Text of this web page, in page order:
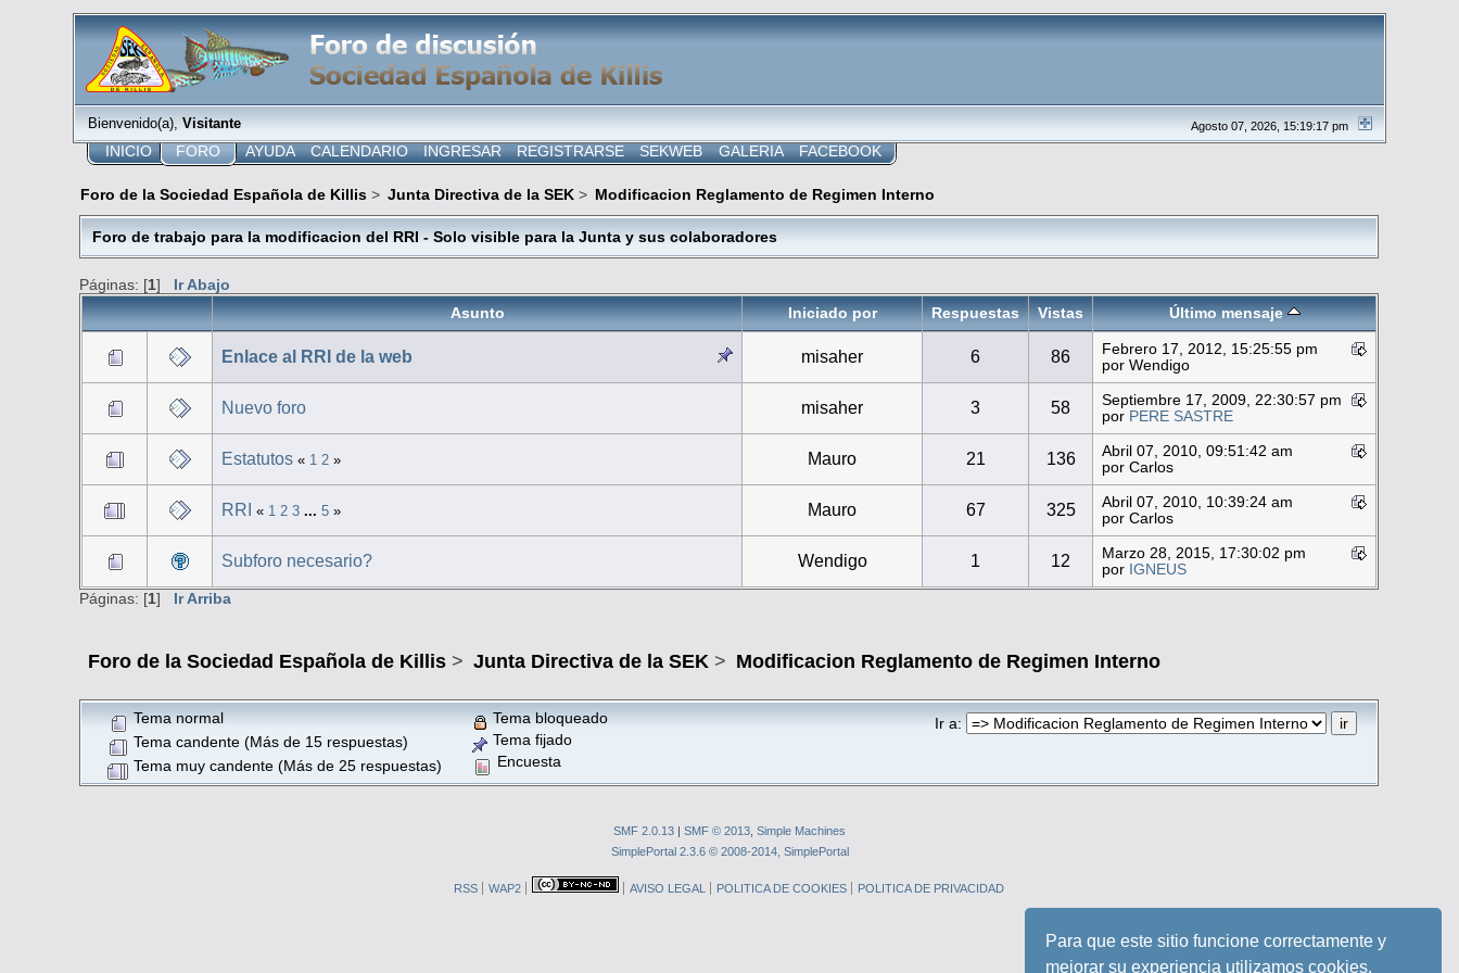
Para que este sitio funcione correctamente y
mejorar su experiencia utilizamos cookies.
Agosto 07, 2026, 15:19:17 pm
Bienvenido(a), Visitante
INICIO FORO AYUDA CALENDARIO INGRESAR REGISTRARSE SEKWEB GALERIA FACEBOOK
Foro de la Sociedad Española de Killis> Junta Directiva de la SEK> Modificacion Reglamento de Regimen Interno
Foro de trabajo para la modificacion del RRI - Solo visible para la Junta y sus colaboradores
Páginas: [1] Ir Abajo
Asunto
Iniciado por Respuestas Vistas Último mensaje
Enlace al RRI de la web misaher 6 86
Febrero 17, 2012, 15:25:55 pm
por Wendigo
Nuevo foro misaher 3 58
Septiembre 17, 2009, 22:30:57 pm
por PERE SASTRE
Estatutos « 1 2 » Mauro 21 136
Abril 07, 2010, 09:51:42 am
por Carlos
RRI « 1 2 3 ...5 » Mauro 67 325
Abril 07, 2010, 10:39:24 am
por Carlos
Subforo necesario? Wendigo 1 12
Marzo 28, 2015, 17:30:02 pm
por IGNEUS
Páginas: [1] Ir Arriba
Foro de la Sociedad Española de Killis > Junta Directiva de la SEK > Modificacion Reglamento de Regimen Interno
Ir a:
Tema normal
Tema candente (Más de 15 respuestas)
Tema muy candente (Más de 25 respuestas)
Tema bloqueado
Tema fijado
Encuesta
SMF 2.0.13 SMF © 2013 Simple Machines
SimplePortal 2.3.6 © 2008-2014, SimplePortal
RSS WAP2 AVISO LEGAL POLITICA DE COOKIES POLITICA DE PRIVACIDAD